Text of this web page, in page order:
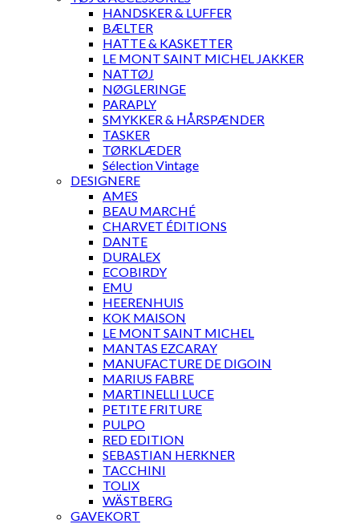
HANDSKER & LUFFER
BÆLTER
HATTE & KASKETTER
LE MONT SAINT MICHEL JAKKER
NATTØJ
NØGLERINGE
PARAPLY
SMYKKER & HÅRSPÆNDER
TASKER
TØRKLÆDER
Sélection Vintage
DESIGNERE
AMES
BEAU MARCHÉ
CHARVET ÉDITIONS
DANTE
DURALEX
ECOBIRDY
EMU
HEERENHUIS
KOK MAISON
LE MONT SAINT MICHEL
MANTAS EZCARAY
MANUFACTURE DE DIGOIN
MARIUS FABRE
MARTINELLI LUCE
PETITE FRITURE
PULPO
RED EDITION
SEBASTIAN HERKNER
TACCHINI
TOLIX
WÄSTBERG
GAVEKORT